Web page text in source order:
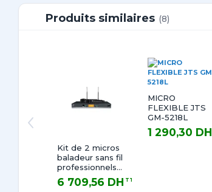
Produits similaires (8)
Kit de 2 micros
baladeur sans fil
professionnels
UHF
6 709,56 DH TTC
MICRO
FLEXIBLE JTS
GM-5218L
1 290,30 DH